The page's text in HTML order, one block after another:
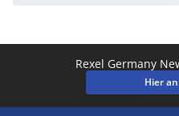
Rexel Germany
Hier